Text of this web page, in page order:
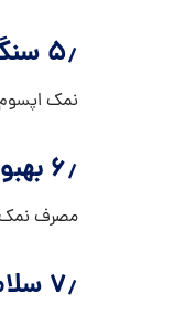
۵٫ سنگ کیسه صفرا
نمک
۶٫ بهبود گردش خون
مصرف نمک
۷٫ سلامت قلب